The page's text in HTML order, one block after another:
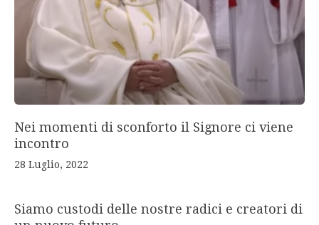
Nei momenti di sconforto il Signore ci viene
incontro
28 Luglio, 2022
Siamo custodi delle nostre radici e creatori di